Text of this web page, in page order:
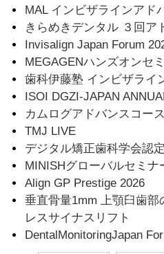
MAL インビザラインアド
きらめきデンタル ３回ア
Invisalign Japan Forum
MEGAGENハンズオンセ
歯科伊藤塾 インビザライ
ISOI DGZI-JAPAN
カムログアドバンスコー
TMJ LIVE
デジタル矯正歯科学会認
MINISHグローバルセミナ
Align GP Prestige 2026
垂直骨量1mm 上顎臼歯部
レスサイナスリフト
DentalMonitoringJapan